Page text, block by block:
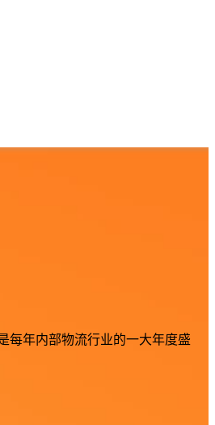
每年内部物流行业的一大年度盛